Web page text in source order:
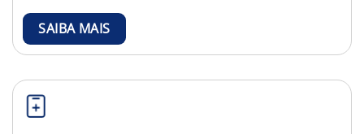
SAIBA MAIS